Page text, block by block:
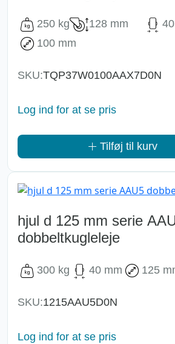
250 kg 128 mm
100 mm
SKU:TQP37W0100AAX7D0N
Log ind for at se pris
Tilføj til kurv
hjul d 125 mm serie
dobbeltkugleleje
300 kg 40 mm 125
SKU:1215AAU5D0N
Log ind for at se pris